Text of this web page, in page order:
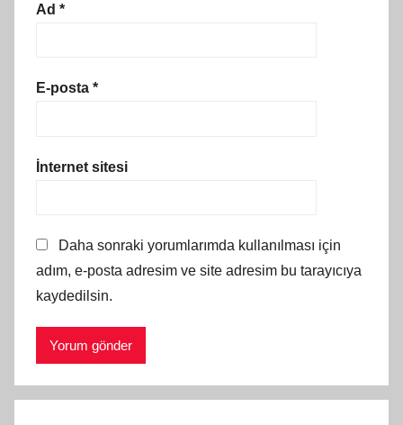
Ad *
E-posta *
İnternet sitesi
Daha sonraki yorumlarımda kullanılması için
adım, e-posta adresim ve site adresim bu tarayıcıya
kaydedilsin.